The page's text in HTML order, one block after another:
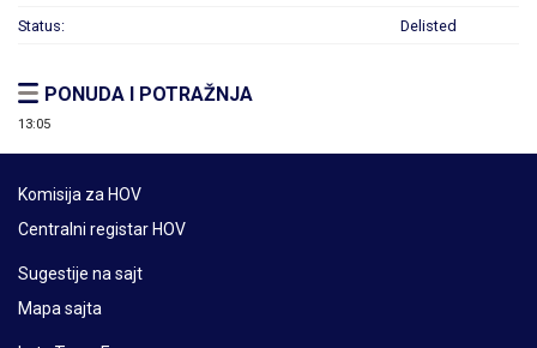
Status: Delisted
PONUDA I POTRAŽNJA
13:05
Komisija za HOV
Centralni registar HOV
Sugestije na sajt
Mapa sajta